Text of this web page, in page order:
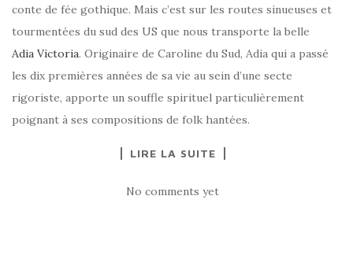
conte de fée gothique. Mais c’est sur les routes sinueuses et
tourmentées du sud des US que nous transporte la belle
Adia Victoria. Originaire de Caroline du Sud, Adia qui a passé
les dix premières années de sa vie au sein d’une secte
rigoriste, apporte un souffle spirituel particulièrement
poignant à ses compositions de folk hantées.
LIRE LA SUITE
No comments yet